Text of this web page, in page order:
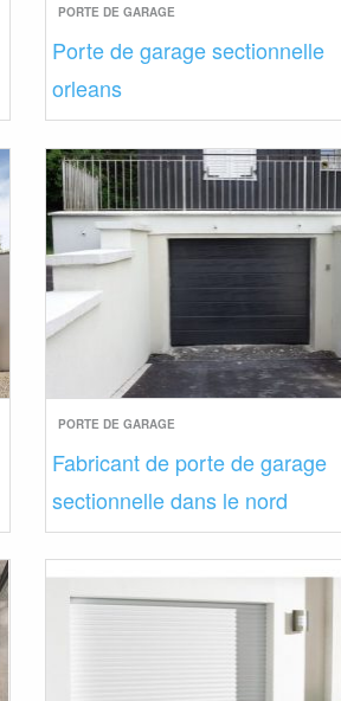
PORTE DE GARAGE
Porte de garage sectionnelle
orleans
PORTE DE GARAGE
Fabricant de porte de garage
sectionnelle dans le nord